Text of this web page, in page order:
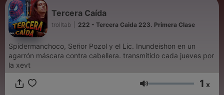
Tercera Caída
trolltab 222 - Tercera Caida 223. Primera Clase
Spidermanchoco, Señor Pozol y el Lic. Inundeishon en un
agarrón máscara contra cabellera. transmitido cada jueves por
la xevt
Volumen 1 x